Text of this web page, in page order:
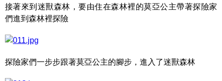
接著來到迷獸森林，要由住在森林裡的莫亞公主帶著探險家
們進到森林裡探險
探險家們一步步跟著莫亞公主的腳步，進入了迷獸森林